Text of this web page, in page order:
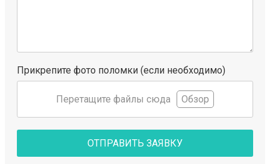
Прикрепите фото поломки (если необходимо)
Перетащите файлы сюда Обзор
ОТПРАВИТЬ ЗАЯВКУ